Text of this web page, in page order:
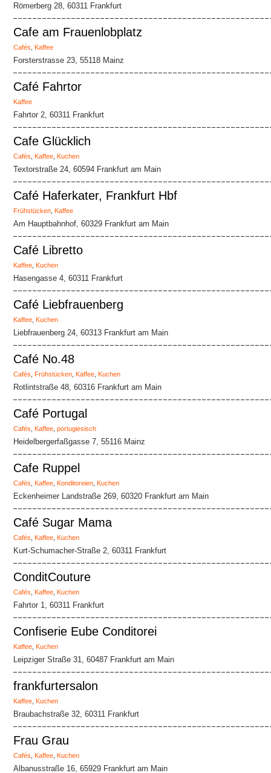
Römerberg 28, 60311 Frankfurt
Cafe am Frauenlobplatz
Cafés Kaffee
Forsterstrasse 23, 55118 Mainz
Café Fahrtor
Kaffee
Fahrtor 2, 60311 Frankfurt
Cafe Glücklich
Cafés Kaffee Kuchen
Textorstraße 24, 60594 Frankfurt am Main
Café Haferkater, Frankfurt Hbf
Frühstücken Kaffee
Am Hauptbahnhof, 60329 Frankfurt am Main
Café Libretto
Kaffee Kuchen
Hasengasse 4, 60311 Frankfurt
Café Liebfrauenberg
Kaffee Kuchen
Liebfrauenberg 24, 60313 Frankfurt am Main
Café No.48
Cafés Frühstücken Kaffee Kuchen
Rotlintstraße 48, 60316 Frankfurt am Main
Café Portugal
Cafés Kaffee portugiesisch
Heidelbergerfaßgasse 7, 55116 Mainz
Cafe Ruppel
Cafés Kaffee Konditoreien Kuchen
Eckenheimer Landstraße 269, 60320 Frankfurt am Main
Café Sugar Mama
Cafés Kaffee Kuchen
Kurt-Schumacher-Straße 2, 60311 Frankfurt
ConditCouture
Cafés Kaffee Kuchen
Fahrtor 1, 60311 Frankfurt
Confiserie Eube Conditorei
Kaffee Kuchen
Leipziger Straße 31, 60487 Frankfurt am Main
frankfurtersalon
Kaffee Kuchen
Braubachstraße 32, 60311 Frankfurt
Frau Grau
Cafés Kaffee Kuchen
Albanusstraße 16, 65929 Frankfurt am Main